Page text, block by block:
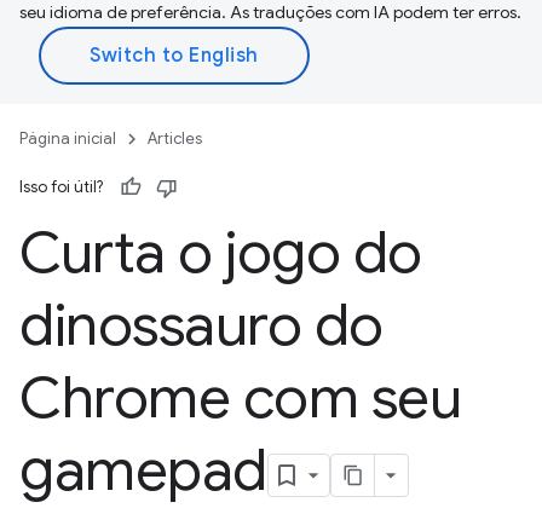
seu idioma de preferência. As traduções com IA podem ter erros.
Página inicial Articles
Isso foi útil?
Curta o jogo do
dinossauro do
Chrome com seu
gamepad